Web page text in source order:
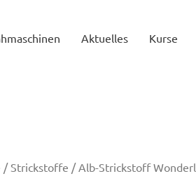
Aktuelles Kurse
/ Strickstoffe / Alb-Strickstoff